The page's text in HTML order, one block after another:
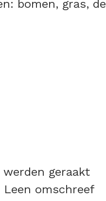
bomen, gras, de
geraakt
omschreef